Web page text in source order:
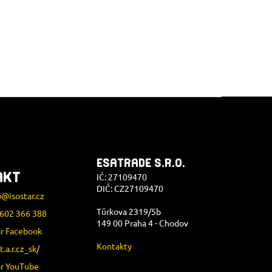
@isostar.cz
366 388
Facebook
YouTube
ESATRADE S.R.O.
IČ: 27109470
DIČ: CZ27109470
Türkova 2319/5b
149 00 Praha 4 - Chodov
Kontakty